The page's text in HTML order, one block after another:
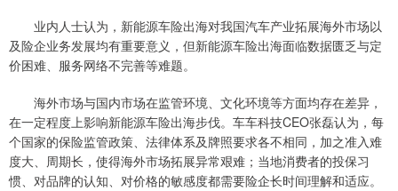
业内人士认为，新能源车险出海对我国汽车产业拓展海外市场以
及险企业务发展均有重要意义，但新能源车险出海面临数据匮乏与定
价困难、服务网络不完善等难题。
海外市场与国内市场在监管环境、文化环境等方面均存在差异，
在一定程度上影响新能源车险出海步伐。车车科技CEO张磊认为，每
个国家的保险监管政策、法律体系及牌照要求各不相同，加之准入难
度大、周期长，使得海外市场拓展异常艰难；当地消费者的投保习
惯、对品牌的认知、对价格的敏感度都需要险企长时间理解和适应。